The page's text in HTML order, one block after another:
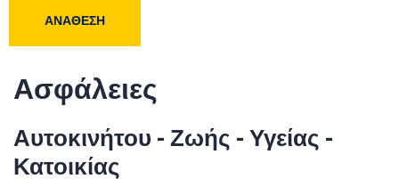
ΑΝΆΘΕΣΗ
Ασφάλειες
Αυτοκινήτου - Ζωής - Υγείας -
Κατοικίας